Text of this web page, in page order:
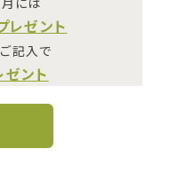
レゼント
記入で
ント